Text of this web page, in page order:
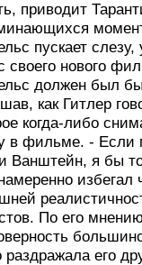
приводит
пускает
своего нового
должен был
как Гитлер
когда-либо
в фильме. - Если
Ванштейн, я бы
По его
раздражала его